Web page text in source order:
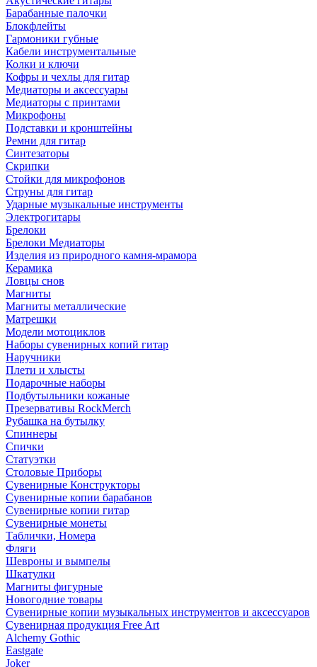
Барабанные палочки
Блокфлейты
Гармоники губные
Кабели инструментальные
Колки и ключи
Кофры и чехлы для гитар
Медиаторы и аксессуары
Медиаторы с принтами
Микрофоны
Подставки и кронштейны
Ремни для гитар
Синтезаторы
Скрипки
Стойки для микрофонов
Струны для гитар
Ударные музыкальные инструменты
Электрогитары
Брелоки
Брелоки Медиаторы
Изделия из природного камня-мрамора
Керамика
Ловцы снов
Магниты
Магниты металлические
Матрешки
Модели мотоциклов
Наборы сувенирных копий гитар
Наручники
Плети и хлысты
Подарочные наборы
Подбутыльники кожаные
Презервативы RockMerch
Рубашка на бутылку
Спиннеры
Спички
Статуэтки
Столовые Приборы
Сувенирные Конструкторы
Сувенирные копии барабанов
Сувенирные копии гитар
Сувенирные монеты
Таблички, Номера
Фляги
Шевроны и вымпелы
Шкатулки
Магниты фигурные
Новогодние товары
Сувенирные копии музыкальных инструментов и аксессуаров
Сувенирная продукция Free Art
Alchemy Gothic
Eastgate
Joker